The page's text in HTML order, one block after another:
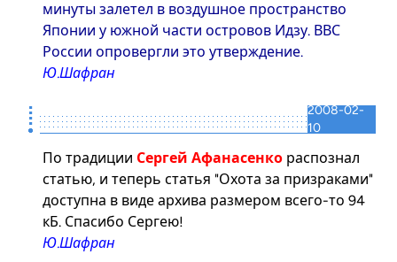
минуты залетел в воздушное пространство
Японии у южной части островов Идзу. ВВС
России опровергли это утверждение.
Ю.Шафран
2008-02-
10
По традиции Сергей Афанасенко распознал
статью, и теперь статья "Охота за призраками"
доступна в виде архива размером всего-то 94
кБ. Спасибо Сергею!
Ю.Шафран